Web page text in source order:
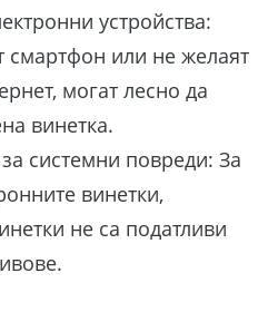
устройства:
смартфон или не желаят
могат лесно да
винетка.
системни повреди: За
винетки,
не са податливи